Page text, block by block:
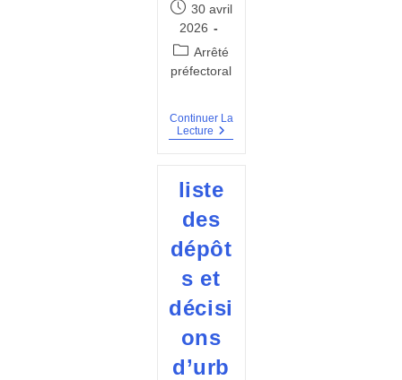
Publication
publiée :
30 avril
2026
Post
category:
Arrêté
préfectoral
Continuer La
Lecture Arrêté
D’organiser
Rassemblement
Festif
À
Caractère
Musical
liste
des
dépôt
s et
décisi
ons
d’urb